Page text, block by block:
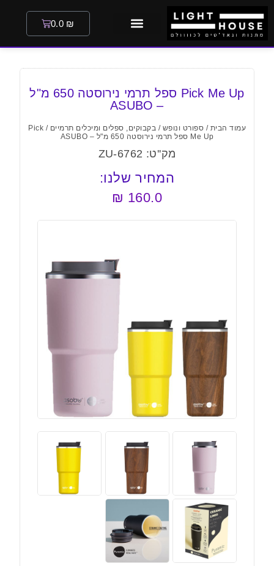
0.0 ₪
Pick Me Up ספל תרמי נירוסטה 650 מ"ל
– ASUBO
עמוד הבית / ספורט ונופש / בקבוקים, ספלים ומיכלים תרמיים
/ Pick
Me Up ספל תרמי נירוסטה 650 מ"ל – ASUBO
מק''ט: ZU-6762
המחיר שלנו:
160.0
₪